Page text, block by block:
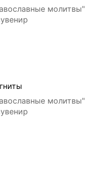
молитвы"
молитвы"